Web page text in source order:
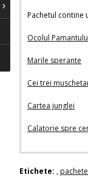
Pachetul contine
Ocolul
Marile sperante
Cei trei
Cartea junglei
Calatorie spre
Etichete: ,